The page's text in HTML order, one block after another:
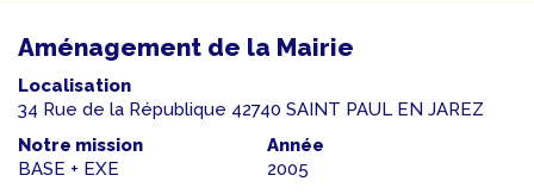
Aménagement de la Mairie
Localisation
34 Rue de la République 42740 SAINT PAUL EN JAREZ
Notre mission
BASE + EXE
Année
2005